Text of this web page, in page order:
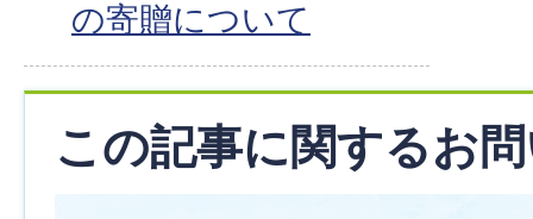
の寄贈について
この記事に関するお